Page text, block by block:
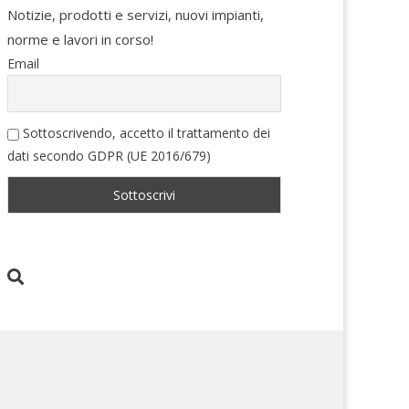
Notizie, prodotti e servizi, nuovi impianti,
norme e lavori in corso!
Email
Sottoscrivendo, accetto il trattamento dei
dati secondo GDPR (UE 2016/679)